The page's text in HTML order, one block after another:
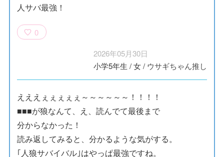
人サバ最強！
0
2026年05月30日
小学5年生 /女/ ウサギちゃん推し
えええぇぇぇぇぇ～～～～～～！！！！
■■■が狼なんて、え、読んでて最後まで
分からなかった！
読み返してみると、分かるような気がする。
｢人狼サバイバル｣はやっぱ最強ですね。